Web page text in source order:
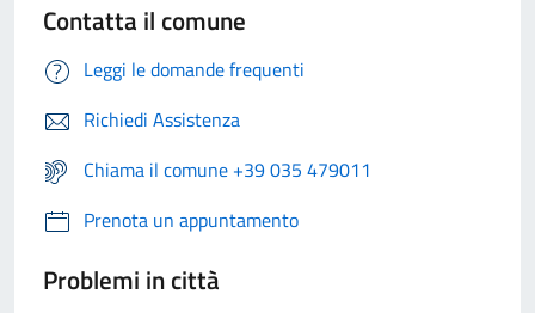
Contatta il comune
Leggi le domande frequenti
Richiedi Assistenza
Chiama il comune +39 035 479011
Prenota un appuntamento
Problemi in città